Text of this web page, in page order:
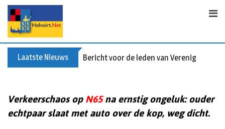
p
Laatste Nieuws Bericht voor de leden van Vereniging 55+
Verkeerschaos opN65na ernstig ongeluk: ouder
echtpaar slaat met auto over de kop, weg dicht.